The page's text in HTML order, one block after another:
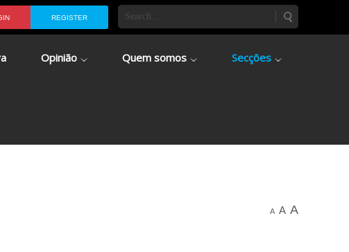
REGISTER
Opinião Quem somos Secções
A A A